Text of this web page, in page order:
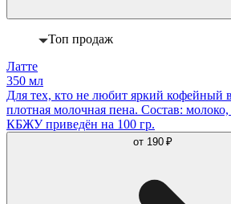
Топ продаж
Латте
350 мл
Для тех, кто не любит яркий кофейный
плотная молочная пена. Состав: молоко,
КБЖУ приведён на 100 гр.
от 190 ₽